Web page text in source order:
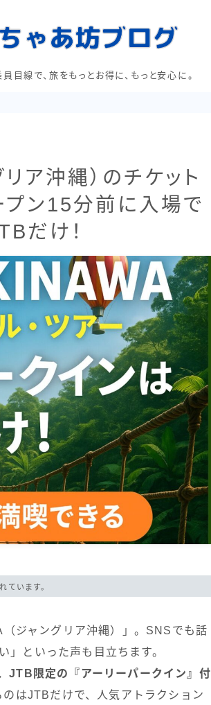
目線で、旅をもっとお得に、もっと安心に。
ア沖縄）のチケット
プン15分前に入場で
だけ！
ています。
ジャングリア沖縄）」。SNSでも話
」といった声も目立ちます。
JTB限定の『アーリーパークイン』付
はJTBだけで、人気アトラクション